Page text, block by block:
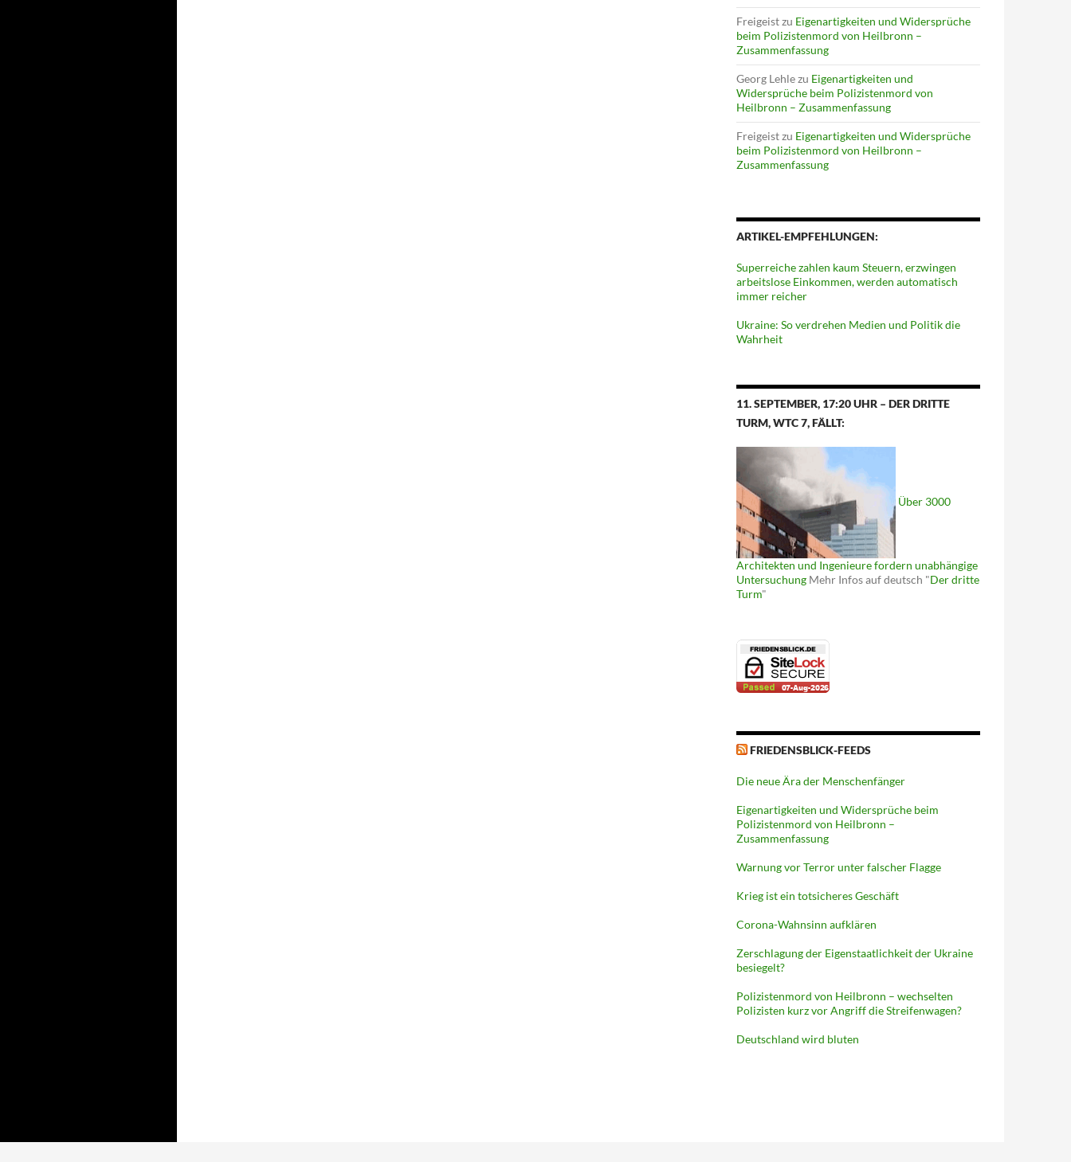
Freigeistzu Eigenartigkeiten und Widersprüche
beim Polizistenmord von Heilbronn –
Zusammenfassung
Georg Lehlezu Eigenartigkeiten und
Widersprüche beim Polizistenmord von
Heilbronn – Zusammenfassung
Freigeistzu Eigenartigkeiten und Widersprüche
beim Polizistenmord von Heilbronn –
Zusammenfassung
ARTIKEL-EMPFEHLUNGEN:
Superreiche zahlen kaum Steuern, erzwingen
arbeitslose Einkommen, werden automatisch
immer reicher
Ukraine: So verdrehen Medien und Politik die
Wahrheit
11. SEPTEMBER, 17:20 UHR – DER DRITTE
TURM, WTC 7, FÄLLT:
Über 3000
Architekten und Ingenieure fordern unabhängige
Untersuchung Mehr Infos auf deutsch "Der dritte
Turm"
FRIEDENSBLICK-FEEDS
Die neue Ära der Menschenfänger
Eigenartigkeiten und Widersprüche beim
Polizistenmord von Heilbronn –
Zusammenfassung
Warnung vor Terror unter falscher Flagge
Krieg ist ein totsicheres Geschäft
Corona-Wahnsinn aufklären
Zerschlagung der Eigenstaatlichkeit der Ukraine
besiegelt?
Polizistenmord von Heilbronn – wechselten
Polizisten kurz vor Angriff die Streifenwagen?
Deutschland wird bluten